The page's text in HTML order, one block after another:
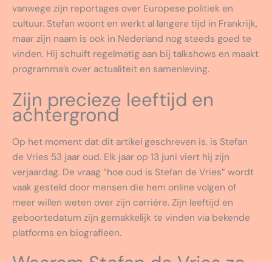
vanwege zijn reportages over Europese politiek en
cultuur. Stefan woont en werkt al langere tijd in Frankrijk,
maar zijn naam is ook in Nederland nog steeds goed te
vinden. Hij schuift regelmatig aan bij talkshows en maakt
programma’s over actualiteit en samenleving.
Zijn precieze leeftijd en
achtergrond
Op het moment dat dit artikel geschreven is, is Stefan
de Vries 53 jaar oud. Elk jaar op 13 juni viert hij zijn
verjaardag. De vraag “hoe oud is Stefan de Vries” wordt
vaak gesteld door mensen die hem online volgen of
meer willen weten over zijn carrière. Zijn leeftijd en
geboortedatum zijn gemakkelijk te vinden via bekende
platforms en biografieën.